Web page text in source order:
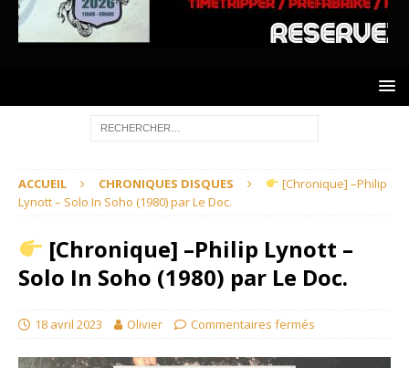
ACCUEIL CHRONIQUES DISQUES
[Chronique] –Philip
Lynott – Solo In Soho (1980) par Le Doc.
[Chronique] –Philip Lynott –
Solo In Soho (1980) par Le Doc.
18 avril 2023 Olivier Commentaires fermés